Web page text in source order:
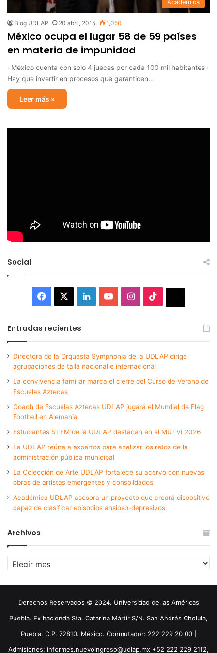
Académica
Blog UDLAP 20 abril, 2015 1,050
México ocupa el lugar 58 de 59 países
en materia de impunidad
· México cuenta con solo 4 jueces por cada 100 mil habitantes ·
Hay que invertir en procesos que garanticen…
Leer más »
Social
Facebook LinkedInYouTubeInstagram
Entradas recientes
Directora de la Orquesta Symphonia de la UDLAP dirige
agrupaciones de talla nacional e internacional
La convivencia familiar marca el cierre del Curso de Verano de
Escuelas Aztecas
Coach de Escuelas Aztecas UDLAP jugará el Mundial de Flag
Football en Alemania
Estudiantes STEM de la UDLAP destacan en el MUTVI 2026
La UDLAP reúne a expertos para analizar los retos de la
administración pública municipal
La Colección de Arte UDLAP fortalece su acervo con nuevas
obras de artistas emergentes y consolidados
Académica UDLAP asesora un proyecto que creará dispositivo
capaz de clasificar episodios ansioso-depresivos
Archivos
Archivos
Derechos Reservados © 2024. Universidad de las Américas
Puebla. Ex hacienda Sta. Catarina Mártir S/N. San Andrés Cholula,
Puebla. C.P. 72810. México. Conmutador: 222 229 20 00 |
Admisiones: informes.nuevoingreso@udlap.mx +52 222 229 2112,